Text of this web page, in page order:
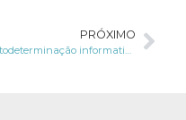
PRÓXIMO